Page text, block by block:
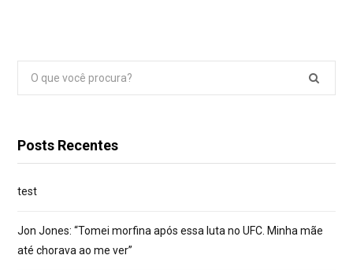
Pesquisar
por:
Posts Recentes
test
Jon Jones: “Tomei morfina após essa luta no UFC. Minha mãe
até chorava ao me ver”